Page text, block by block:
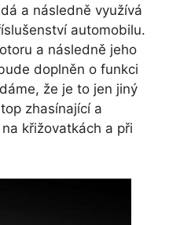
a následně využívá
automobilu.
a následně jeho
doplněn o funkci
že je to jen jiný
zhasínající a
křižovatkách a při